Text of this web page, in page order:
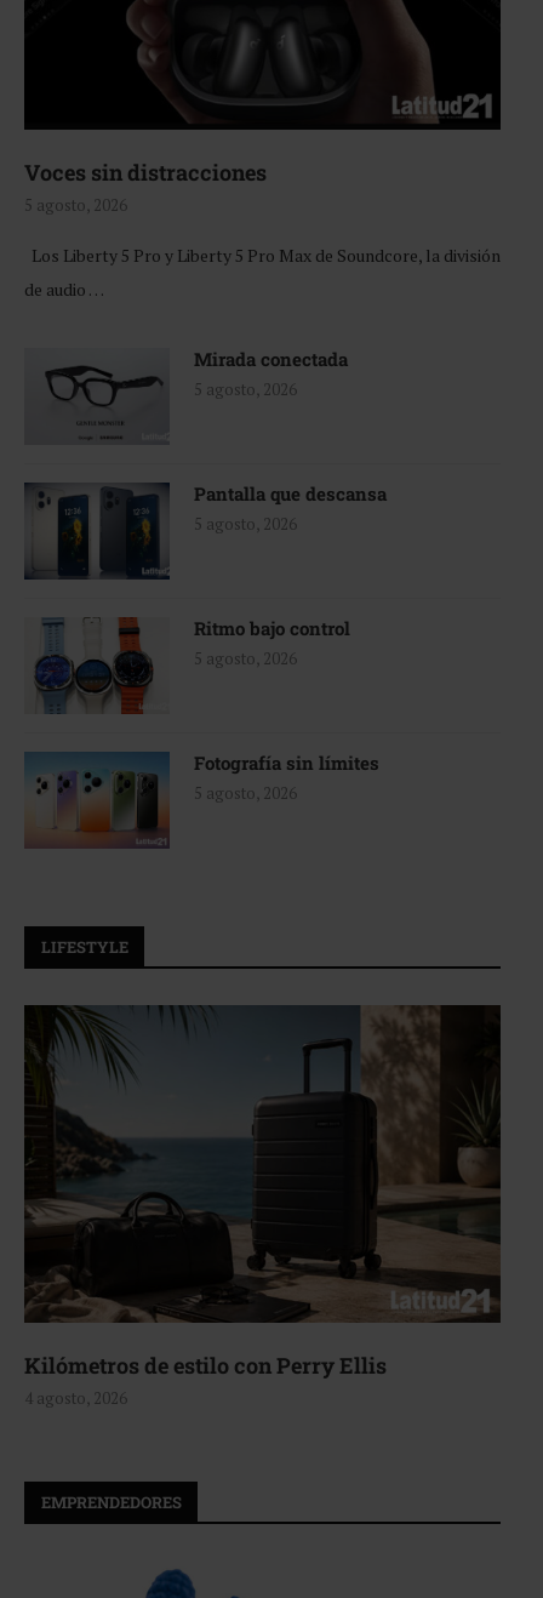
Voces sin distracciones
5 agosto, 2026
Los Liberty 5 Pro y Liberty 5 Pro Max de Soundcore, la división
de audio …
Mirada conectada
5 agosto, 2026
Pantalla que descansa
5 agosto, 2026
Ritmo bajo control
5 agosto, 2026
Fotografía sin límites
5 agosto, 2026
LIFESTYLE
Aerie, texturas que fluyen
4 agosto, 2026
EMPRENDEDORES